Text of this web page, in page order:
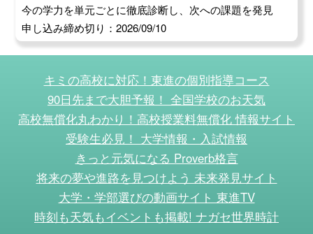
今の学力を単元ごとに徹底診断し、次への課題を発見
申し込み締め切り：2026/09/10
キミの高校に対応！東進の個別指導コース
90日先まで大胆予報！ 全国学校のお天気
高校無償化丸わかり！高校授業料無償化 情報サイト
受験生必見！ 大学情報・入試情報
きっと元気になる Proverb格言
将来の夢や進路を見つけよう 未来発見サイト
大学・学部選びの動画サイト 東進TV
時刻も天気もイベントも掲載! ナガセ世界時計